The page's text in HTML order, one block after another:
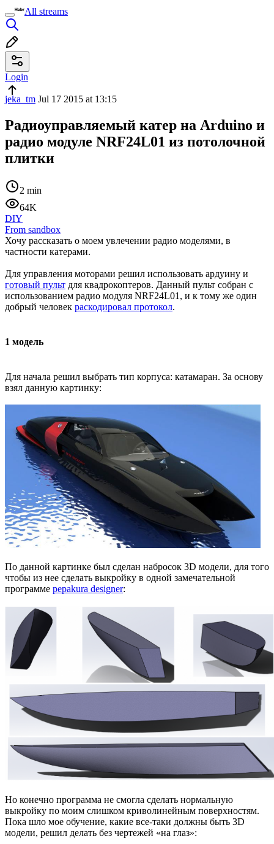
All streams
Login
jeka_tm Jul 17 2015 at 13:15
Радиоуправляемый катер на Arduino и
радио модуле NRF24L01 из потолочной
плитки
2 min
64K
DIY
From sandbox
Хочу рассказать о моем увлечении радио моделями, в
частности катерами.
Для управления моторами решил использовать ардуину и
готовый пульт для квадрокоптеров. Данный пульт собран с
использованием радио модуля NRF24L01, и к тому же один
добрый человек раскодировал протокол.
1 модель
Для начала решил выбрать тип корпуса: катамаран. За основу
взял данную картинку:
По данной картинке был сделан набросок 3D модели, для того
чтобы из нее сделать выкройку в одной замечательной
программе pepakura designer:
Но конечно программа не смогла сделать нормальную
выкройку по моим слишком криволинейным поверхностям.
Пока шло мое обучение, какие все-таки должны быть 3D
модели, решил делать без чертежей «на глаз»: